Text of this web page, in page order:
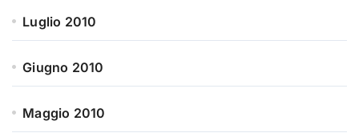
Luglio 2010
Giugno 2010
Maggio 2010